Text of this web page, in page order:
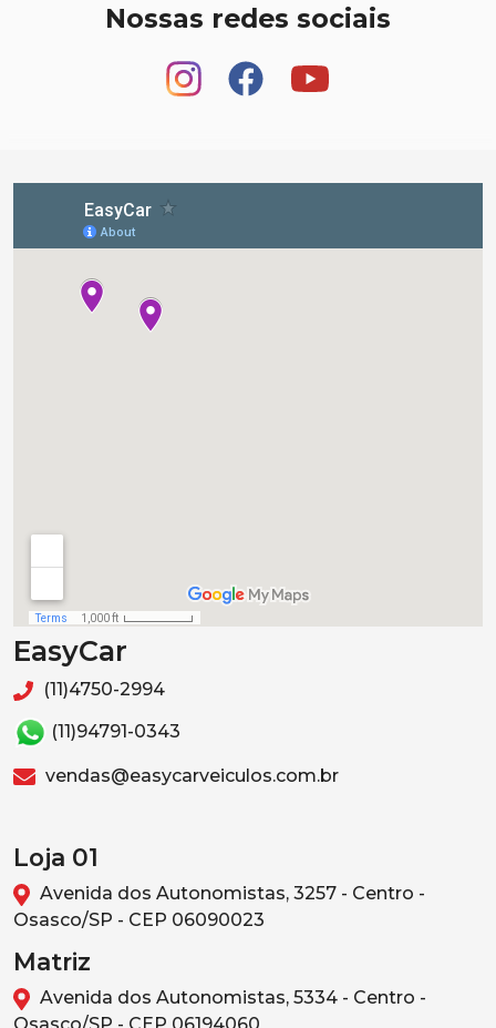
Nossas redes sociais
EasyCar
(11)4750-2994
(11)94791-0343
vendas@easycarveiculos.com.br
Loja 01
Avenida dos Autonomistas, 3257 - Centro -
Osasco/SP - CEP 06090023
Matriz
Avenida dos Autonomistas, 5334 - Centro -